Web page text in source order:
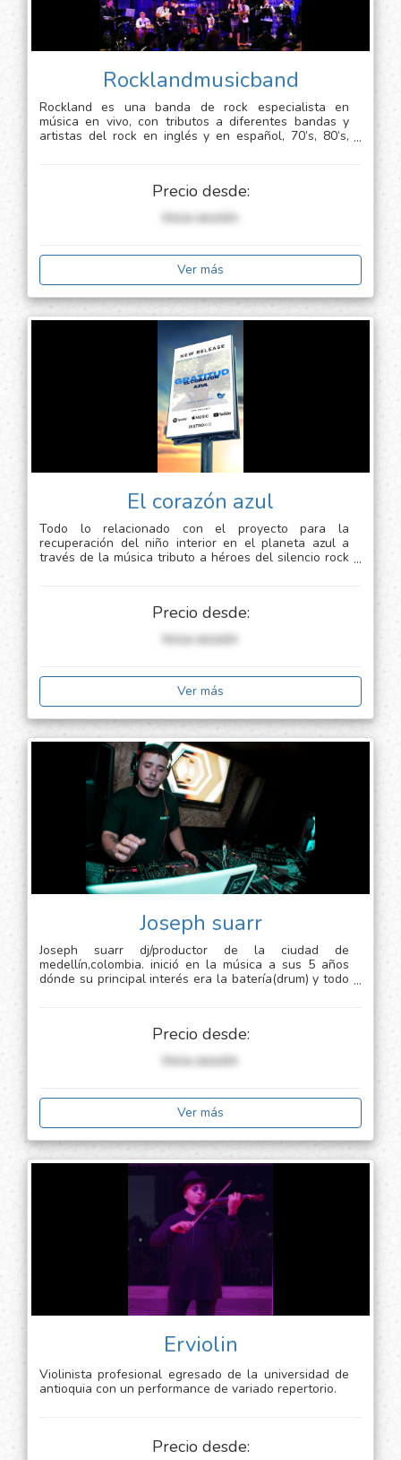
Rocklandmusicband
Rockland es una banda de rock especialista en
música en vivo, con tributos a diferentes bandas y
artistas del rock en inglés y en español, 70’s, 80’s,
Precio desde:
Inicia sessión
Ver más
El corazón azul
Todo lo relacionado con el proyecto para la
recuperación del niño interior en el planeta azul a
través de la música tributo a héroes del silencio rock
[información sensible]
Precio desde:
Inicia sessión
Ver más
Joseph suarr
Joseph suarr dj/productor de la ciudad de
medellín,colombia. inició en la música a sus 5 años
dónde su principal interés era la batería(drum) y todo
y minimal deep tech, para asi lograr un groove unico y
Precio desde:
Inicia sessión
Ver más
Erviolin
Violinista profesional egresado de la universidad de
antioquia con un performance de variado repertorio.
Precio desde: